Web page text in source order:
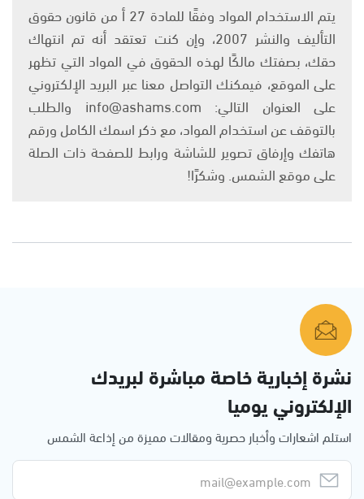
يتم الاستخدام المواد وفقًا للمادة 27 أ من قانون حقوق
التأليف والنشر 2007، وإن كنت تعتقد أنه تم انتهاك
حقك، بصفتك مالكًا لهذه الحقوق في المواد التي تظهر
على الموقع، فيمكنك التواصل معنا عبر البريد الإلكتروني
على العنوان التالي: info@ashams.com والطلب
بالتوقف عن استخدام المواد، مع ذكر اسمك الكامل ورقم
هاتفك وإرفاق تصوير للشاشة ورابط للصفحة ذات الصلة
على موقع الشمس. وشكرًا!
نشرة إخبارية خاصة مباشرة لبريدك
الإلكتروني يوميا
استلم اشعارات وأخبار حصرية ومقالات مميزة من إذاعة الشمس